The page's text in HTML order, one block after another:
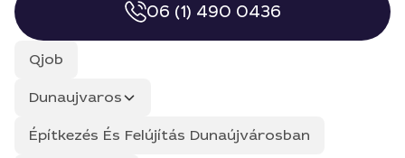
06 (1) 490 0436
Qjob
Dunaujvaros
Építkezés És Felújítás Dunaújvárosban